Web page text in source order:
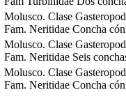
Molusco. Clase
Fam. Neritidae Concha
Molusco. Clase
Fam. Neritidae Seis
Molusco. Clase
Fam. Neritidae Concha